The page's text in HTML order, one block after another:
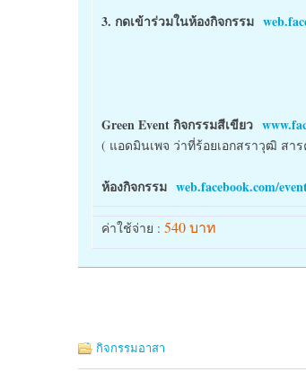
3. กดเข้าร่วมในห้องกิจกรรม
Green Event กิจกรรมสีเขียว
( แอดมินเพจ ว่าที่ร้อยเอกสราวุฒิ สาร
ห้องกิจกรรม web.facebook.com/
ค่าใช้จ่าย : 540 บาท
กิจกรรมอาสา